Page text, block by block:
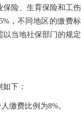
保险、生育保险和工伤
，不同地区的缴费标
当地社保部门的规定
下：
缴费比例为8%。